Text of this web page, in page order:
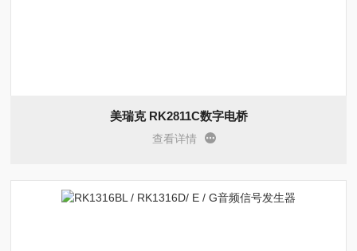
美瑞克 RK2811C数字电桥
查看详情